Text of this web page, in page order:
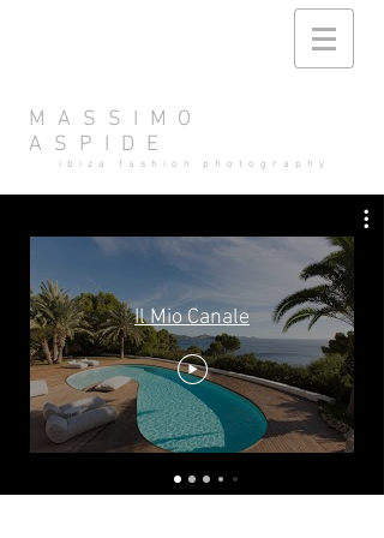
MASSIMO
ASPIDE
ibiza fashion photography
Il Mio Canale